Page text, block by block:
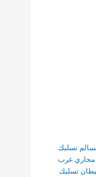
تسليك
مجاري غرب
تسليك